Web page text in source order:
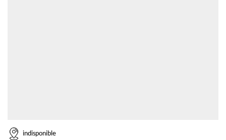
indisponible